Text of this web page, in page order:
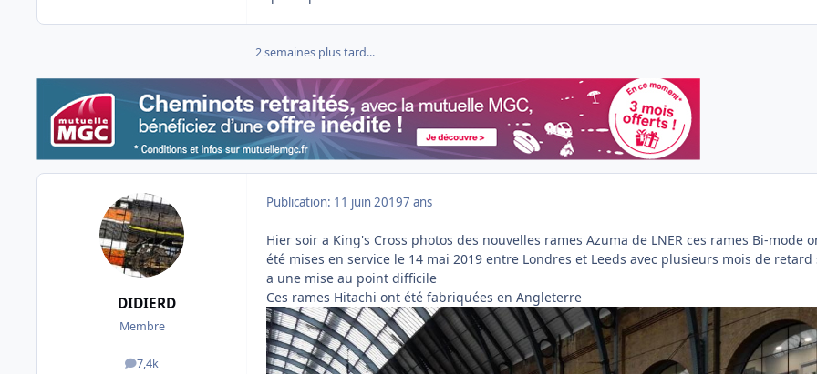
2 semaines plus tard...
DIDIERD
Membre
7,4k
messages
Publication: 11 juin 20197 ans
Hier soir a King's Cross photos des nouvelles rames Azuma de LNER ces rames Bi-mode
été mises en service le 14 mai 2019 entre Londres et Leeds avec plusieurs mois de retard
a une mise au point difficile
Ces rames Hitachi ont été fabriquées en Angleterre